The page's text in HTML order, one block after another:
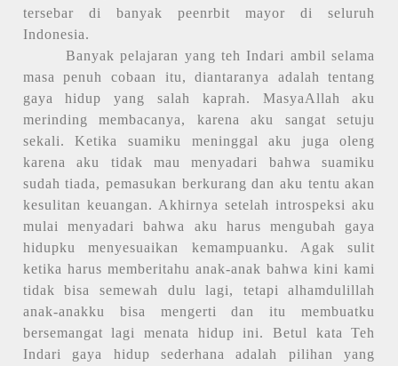
tersebar di banyak peenrbit mayor di seluruh
Indonesia.
Banyak pelajaran yang teh Indari ambil selama
masa penuh cobaan itu, diantaranya adalah tentang
gaya hidup yang salah kaprah. MasyaAllah aku
merinding membacanya, karena aku sangat setuju
sekali. Ketika suamiku meninggal aku juga oleng
karena aku tidak mau menyadari bahwa suamiku
sudah tiada, pemasukan berkurang dan aku tentu akan
kesulitan keuangan. Akhirnya setelah introspeksi aku
mulai menyadari bahwa aku harus mengubah gaya
hidupku menyesuaikan kemampuanku. Agak sulit
ketika harus memberitahu anak-anak bahwa kini kami
tidak bisa semewah dulu lagi, tetapi alhamdulillah
anak-anakku bisa mengerti dan itu membuatku
bersemangat lagi menata hidup ini. Betul kata Teh
Indari gaya hidup sederhana adalah pilihan yang